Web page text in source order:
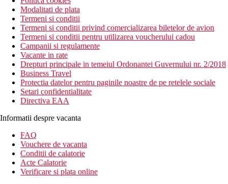
Modalitati de plata
Termeni si conditii
Termeni si conditii privind comercializarea biletelor de avion
Termeni si conditii pentru utilizarea voucherului cadou
Campanii si regulamente
Vacante in rate
Drepturi principale in temeiul Ordonantei Guvernului nr. 2/2018
Business Travel
Protectia datelor pentru paginile noastre de pe retelele sociale
Setari confidentialitate
Directiva EAA
Informatii despre vacanta
FAQ
Vouchere de vacanta
Conditii de calatorie
Acte Calatorie
Verificare si plata online